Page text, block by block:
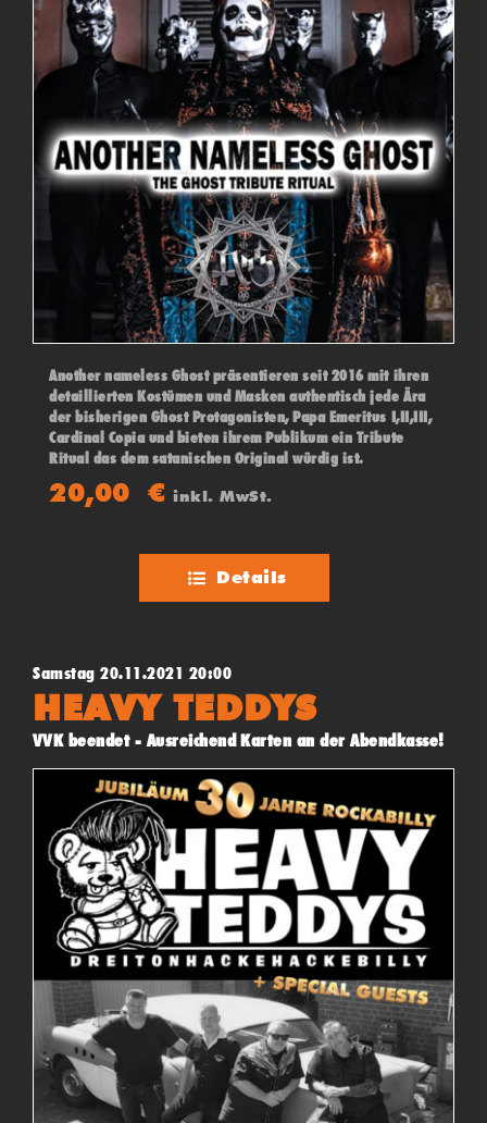
Another nameless Ghost präsentieren seit 2016 mit ihren
detaillierten Kostümen und Masken authentisch jede Ära
der bisherigen Ghost Protagonisten, Papa Emeritus I,II,III,
Cardinal Copia und bieten ihrem Publikum ein Tribute
Ritual das dem satanischen Original würdig ist.
20,00€ inkl. MwSt.
Details
Samstag 20.11.2021 20:00
HEAVY TEDDYS
VVK beendet - Ausreichend Karten an der Abendkasse!